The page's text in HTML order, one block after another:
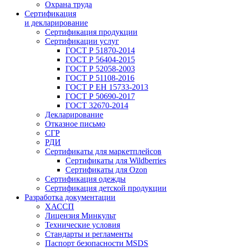
Охрана труда
Сертификация
и декларирование
Сертификация продукции
Сертификации услуг
ГОСТ Р 51870-2014
ГОСТ Р 56404-2015
ГОСТ Р 52058-2003
ГОСТ Р 51108-2016
ГОСТ Р ЕН 15733-2013
ГОСТ Р 50690-2017
ГОСТ 32670-2014
Декларирование
Отказное письмо
СГР
РДИ
Сертификаты для маркетплейсов
Сертификаты для Wildberries
Сертификаты для Ozon
Сертификация одежды
Сертификация детской продукции
Разработка документации
ХАССП
Лицензия Минкульт
Технические условия
Стандарты и регламенты
Паспорт безопасности MSDS